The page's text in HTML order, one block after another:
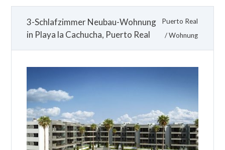
3-Schlafzimmer Neubau-Wohnung
in Playa la Cachucha, Puerto Real
Puerto Real
/Wohnung